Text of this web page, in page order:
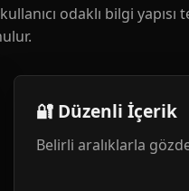
odaklı bilgi yapısı
🔐 Düzenli İçerik
Belirli aralıklarla